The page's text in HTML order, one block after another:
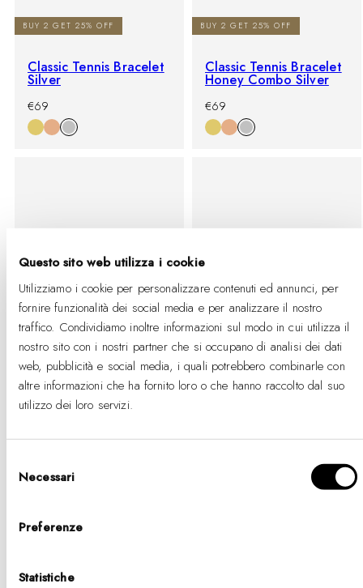
Questo sito web utilizza i cookie
Utilizziamo i cookie per personalizzare contenuti ed annunci, per
fornire funzionalità dei social media e per analizzare il nostro
traffico. Condividiamo inoltre informazioni sul modo in cui utilizza il
nostro sito con i nostri partner che si occupano di analisi dei dati
web, pubblicità e social media, i quali potrebbero combinarle con
altre informazioni che ha fornito loro o che hanno raccolto dal suo
utilizzo dei loro servizi.
delNecessari
Preferenze
Statistiche
BUY 2 GET 25% OFF
Classic Tennis Bracelet
Silver
-
%
Prezzo
di
listino
€69
BUY 2 GET 25% OFF
Classic Tennis Bracelet
Honey Combo Silver
-
%
Prezzo
di
listino
€69
BUY 2 GET 25% OFF
Classic Tennis Bracelet
Nightfall Silver
-Prezzo
€69
BUY 2 GET 25% OFF
-Prezzo
€69